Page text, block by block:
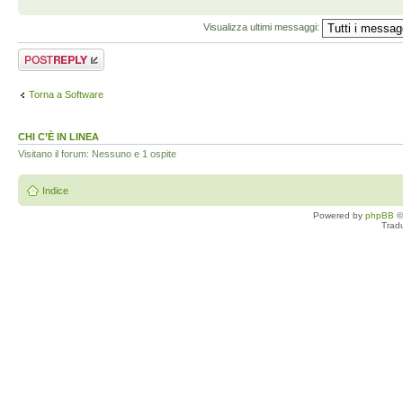
Visualizza ultimi messaggi:
Rispondi al
messaggio
Torna a Software
CHI C’È IN LINEA
Visitano il forum: Nessuno e 1 ospite
Indice
Powered by phpBB